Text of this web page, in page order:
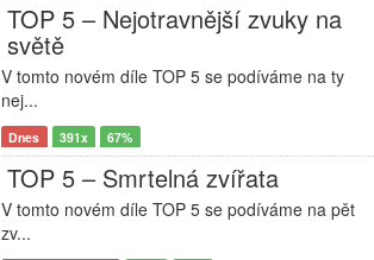
TOP 5 – Nejotravnější zvuky na
světě
V tomto novém díle TOP 5 se podíváme na ty
nej...
Dnes 391x 67%
TOP 5 – Smrtelná zvířata
V tomto novém díle TOP 5 se podíváme na pět
zv...